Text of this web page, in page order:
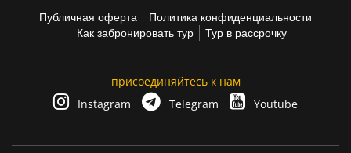
Публичная оферта
Политика конфиденциальности
Как забронировать тур
Тур в рассрочку
присоединяйтесь к нам
Instagram
Telegram Youtube